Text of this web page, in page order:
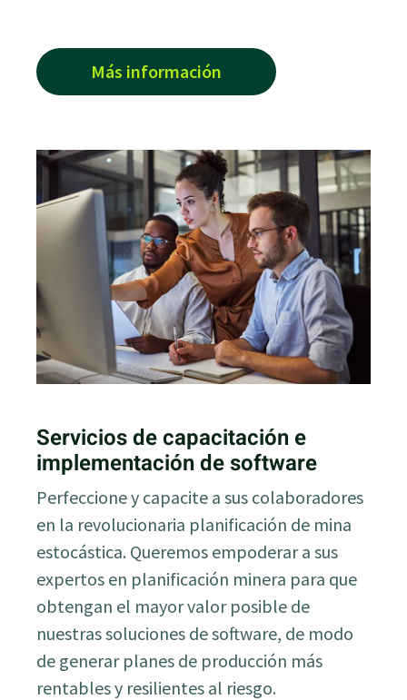
Más información
Servicios de capacitación e
implementación de software
Perfeccione y capacite a sus colaboradores
en la revolucionaria planificación de mina
estocástica. Queremos empoderar a sus
expertos en planificación minera para que
obtengan el mayor valor posible de
nuestras soluciones de software, de modo
de generar planes de producción más
rentables y resilientes al riesgo.